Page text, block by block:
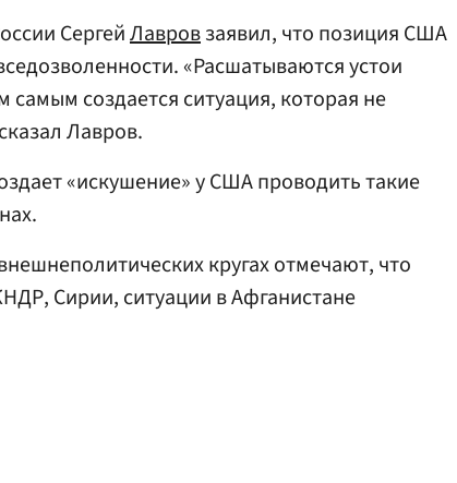
СергейЛавровзаявил, что позиция США
«Расшатываются устои
создается ситуация, которая не
Лавров.
«искушение» у США проводить такие
кругах отмечают, что
Сирии, ситуации в Афганистане